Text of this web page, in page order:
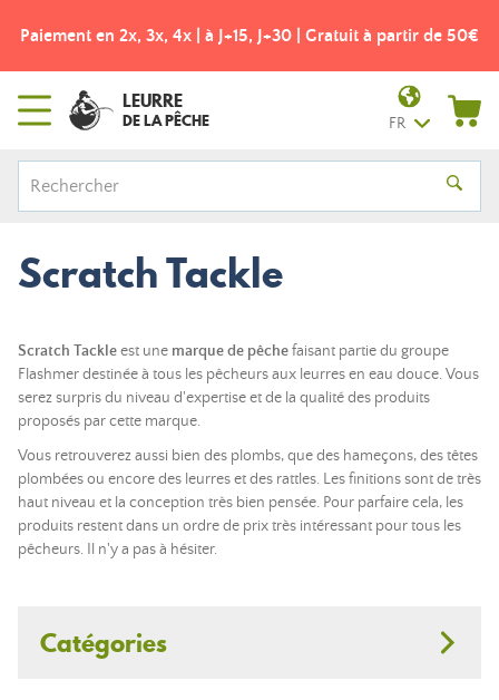
Paiement en 2x, 3x, 4x | à J+15, J+30 | Gratuit à partir de 50€
LEURRE
DE LA PÊCHE FR
Scratch Tackle
Scratch Tackleest une marque de pêchefaisant partie du groupe
Flashmer destinée à tous les pêcheurs aux leurres en eau douce. Vous
serez surpris du niveau d'expertise et de la qualité des produits
proposés par cette marque.
Vous retrouverez aussi bien des plombs, que des hameçons, des têtes
plombées ou encore des leurres et des rattles. Les finitions sont de très
haut niveau et la conception très bien pensée. Pour parfaire cela, les
produits restent dans un ordre de prix très intéressant pour tous les
pêcheurs. Il n'y a pas à hésiter.
Catégories